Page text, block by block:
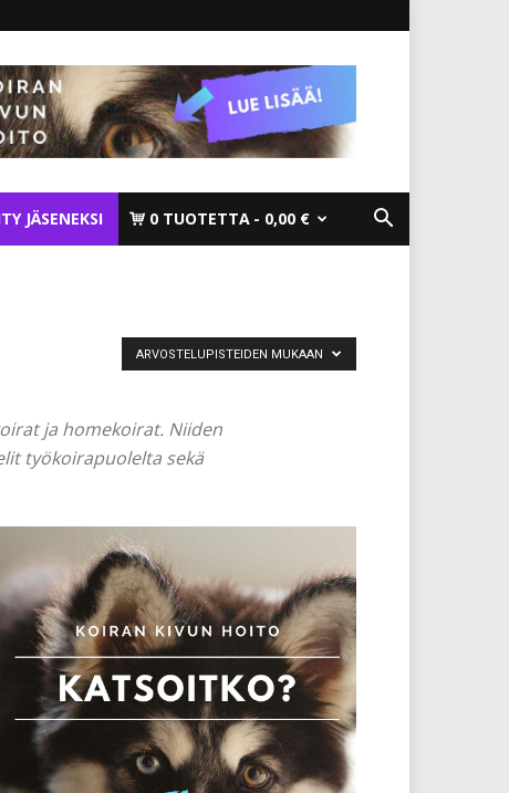
JÄSENEKSI 0 TUOTETTA 0,00 €
ja homekoirat. Niiden
työkoirapuolelta sekä
ARVOSTELUPISTEIDEN MUKAAN